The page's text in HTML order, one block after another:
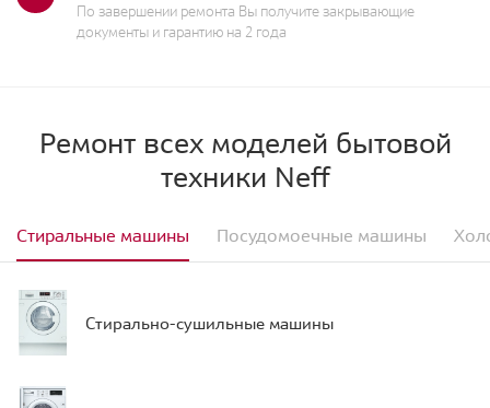
По завершении ремонта Вы получите закрывающие
документы и гарантию на 2 года
Ремонт всех моделей бытовой
техники Neff
Стиральные машины Посудомоечные машины
Стирально-сушильные машины